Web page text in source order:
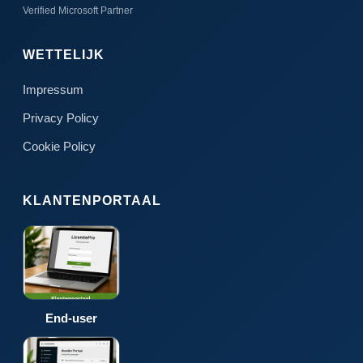
Verified Microsoft Partner
WETTELIJK
Impressum
Privacy Policy
Cookie Policy
KLANTENPORTAAL
End-user